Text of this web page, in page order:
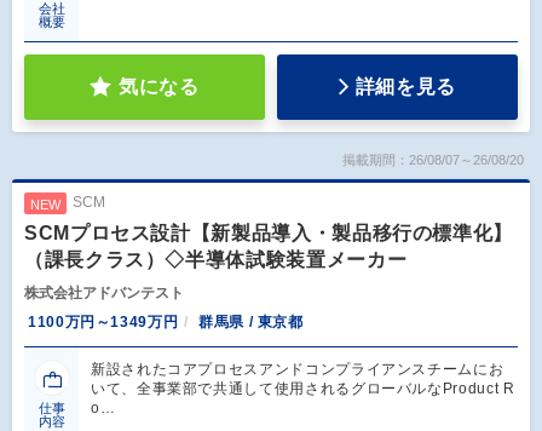
会社
概要
気になる 詳細を見る
掲載期間：26/08/07～26/08/20
NEW SCM
SCMプロセス設計【新製品導入・製品移行の標準化】
（課長クラス）◇半導体試験装置メーカー
株式会社アドバンテスト
1100万円～1349万円
群馬県 / 東京都
仕事
内容
新設されたコアプロセスアンドコンプライアンスチームにお
いて、全事業部で共通して使用されるグローバルなProduct R
o…